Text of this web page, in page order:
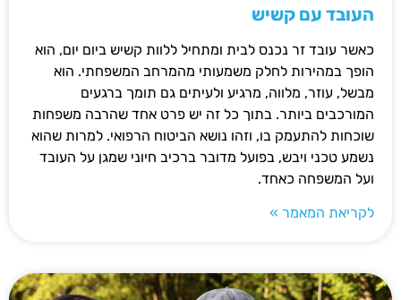
העובד עם קשיש
כאשר עובד זר נכנס לבית ומתחיל ללוות קשיש ביום יום, הוא
הופך במהירות לחלק משמעותי מהמרחב המשפחתי. הוא
מבשל, עוזר, מלווה, מרגיע ולעיתים גם תומך ברגעים
המורכבים ביותר. בתוך כל זה יש פרט אחד שהרבה משפחות
שוכחות להתעמק בו, וזהו נושא הביטוח הרפואי. למרות שהוא
נשמע טכני ויבש, בפועל מדובר ברכיב חיוני שמגן על העובד
ועל המשפחה כאחד.
לקריאת המאמר »